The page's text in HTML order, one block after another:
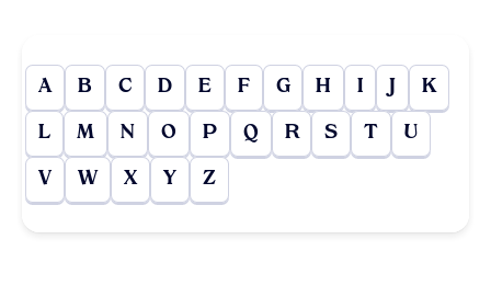
A B C D E F G H I J K
L M N O P Q R S T U
V W X Y Z